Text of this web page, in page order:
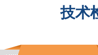
技术